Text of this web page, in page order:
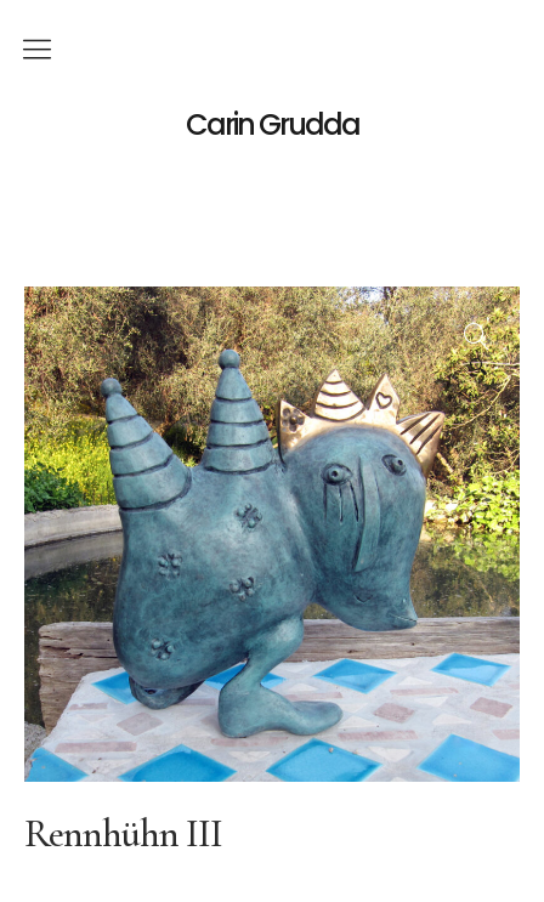
Carin Grudda
Deutsch
News
Ausstellungen
Einzelaustellungen
Gruppenausstellungen
Werk
Bronze
Großbronze
Bilder
Bilder Großformat
Grafik
Grafik Großformat
Objektbilder
🔍
Rennhühn III